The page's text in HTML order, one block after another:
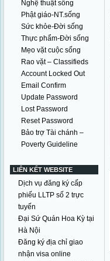
Nghệ thuật sống
Phật giáo-NT.sống
Sức khỏe-Đời sống
Thực phẩm-Đời sống
Mẹo vặt cuộc sống
Rao vặt – Classifieds
Account Locked Out
Email Confirm
Update Password
Lost Password
Reset Password
Bảo trợ Tài chánh –
Poverty Guideline
LIÊN KẾT WEBSITE
Dịch vụ đăng ký cấp
phiếu LLTP số 2 trực
tuyến
Đại Sứ Quán Hoa Kỳ tại
Hà Nội
Đăng ký địa chỉ giao
nhận visa online